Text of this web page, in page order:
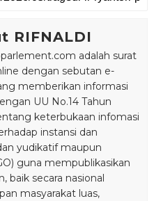
RIFNALDI
adalah surat
dengan sebutan e-
memberikan informasi
UU No.14 Tahun
keterbukaan infomasi
instansi dan
yudikatif maupun
guna mempublikasikan
baik secara nasional
masyarakat luas,